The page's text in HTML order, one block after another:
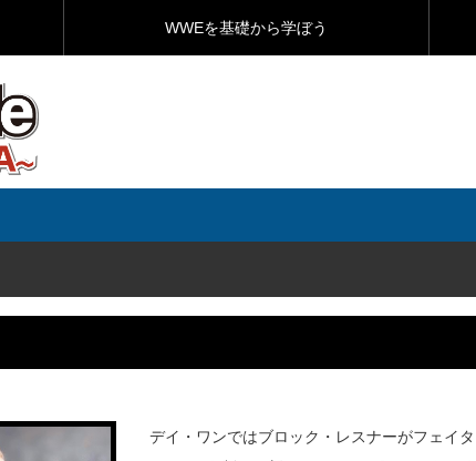
WWEを基礎から学ぼう
デイ・ワンではブロック・レスナーがフェイタ